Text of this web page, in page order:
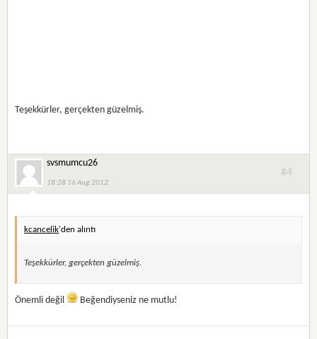
Teşekkürler, gerçekten güzelmiş.
svsmumcu26
18:28 16 Aug 2012
#4
kcancelik'den alıntı
Teşekkürler, gerçekten güzelmiş.
Önemli değil Beğendiyseniz ne mutlu!